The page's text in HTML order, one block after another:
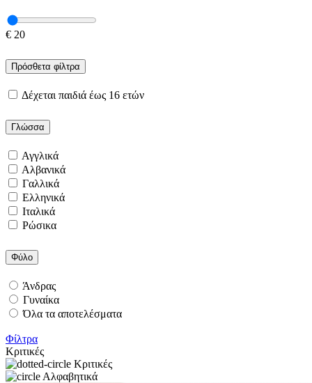
€ 20
Πρόσθετα φίλτρα
Δέχεται παιδιά έως 16 ετών
Γλώσσα
Αγγλικά
Αλβανικά
Γαλλικά
Ελληνικά
Ιταλικά
Ρώσικα
Φύλο
Άνδρας
Γυναίκα
Όλα τα αποτελέσματα
Φίλτρα
Κριτικές
Κριτικές
Αλφαβητικά